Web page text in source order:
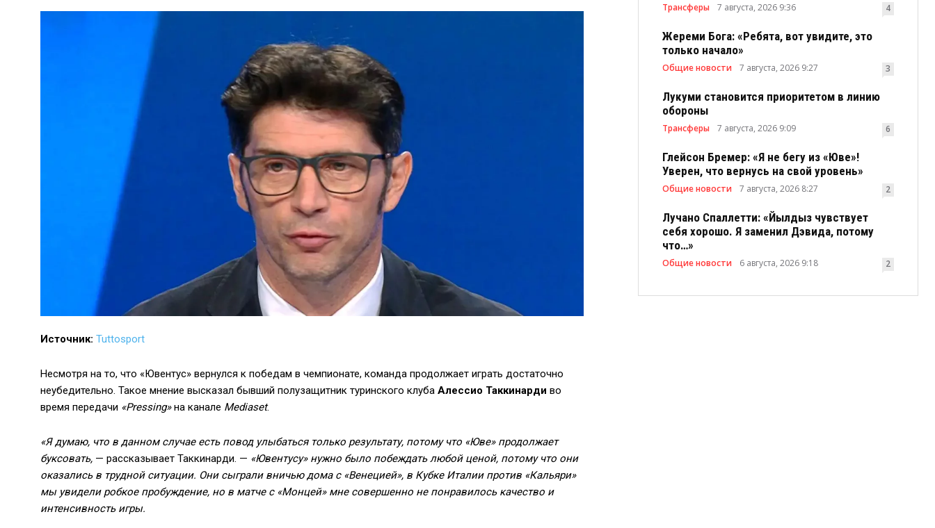
Источник: Tuttosport
Несмотря на то, что «Ювентус» вернулся к победам в чемпионате, команда продолжает играть достаточно
неубедительно. Такое мнение высказал бывший полузащитник туринского клуба Алессио Таккинарди во
время передачи «Pressing»на канале Mediaset.
«Я думаю, что в данном случае есть повод улыбаться только результату, потому что «Юве» продолжает
буксовать, — рассказывает Таккинарди. — «Ювентусу» нужно было побеждать любой ценой, потому что они
оказались в трудной ситуации. Они сыграли вничью дома с «Венецией», в Кубке Италии против «Кальяри»
мы увидели робкое пробуждение, но в матче с «Монцей» мне совершенно не понравилось качество и
интенсивность игры.
Трансферы 7 августа, 2026 9:36 4
Жереми Бога: «Ребята, вот увидите, это
только начало»
Общие новости 7 августа, 2026 9:27 3
Лукуми становится приоритетом в линию
обороны
Трансферы 7 августа, 2026 9:09 6
Глейсон Бремер: «Я не бегу из «Юве»!
Уверен, что вернусь на свой уровень»
Общие новости 7 августа, 2026 8:27 2
Лучано Спаллетти: «Йылдыз чувствует
себя хорошо. Я заменил Дэвида, потому
что…»
Общие новости 6 августа, 2026 9:18 2